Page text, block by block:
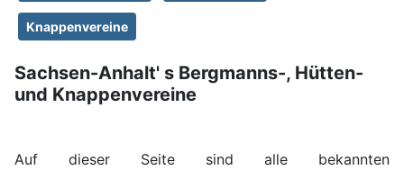
Knappenvereine
Sachsen-Anhalt' s Bergmanns-, Hütten-
und Knappenvereine
Auf dieser Seite sind alle bekannten